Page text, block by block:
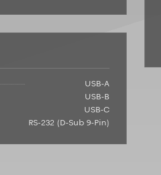
USB-A
USB-B
USB-C
RS-232 (D-Sub 9-Pin)